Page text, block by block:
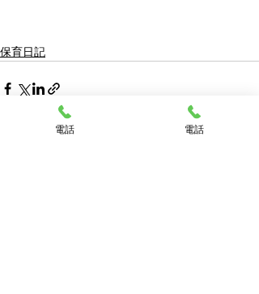
保育日記
電話 電話